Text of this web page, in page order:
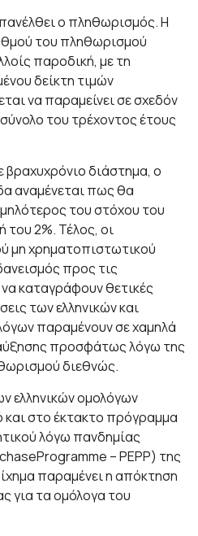
ο πληθωρισμός. Η
του πληθωρισμού
παροδική, με τη
δείκτη τιμών
να παραμείνει σε σχεδόν
του τρέχοντος έτους
διάστημα, ο
αναμένεται πως θα
του στόχου του
2%. Τέλος, οι
μη χρηματοπιστωτικού
προς τις
να καταγράφουν θετικές
των ελληνικών και
παραμένουν σε χαμηλά
προσφάτως λόγω της
διεθνώς.
ελληνικών ομολόγων
στο έκτακτο πρόγραμμα
λόγω πανδημίας
– PEPP) της
παραμένει η απόκτηση
για τα ομόλογα του